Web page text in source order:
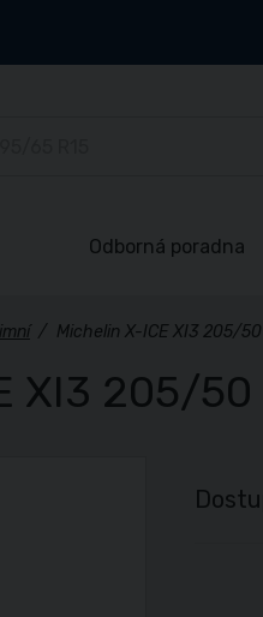
Odborná poradna
/ Michelin X-ICE XI3 205/50
XI3 205/50